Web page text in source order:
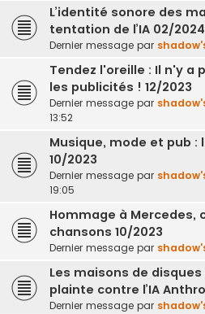
L’identité sonore des
tentation de l’IA 02/2024
Dernier message par
Tendez l'oreille : Il n'y a
les publicités ! 12/2023
Dernier message par
13:52
Musique, mode et pub
10/2023
Dernier message par
19:05
Hommage à Mercedes,
chansons 10/2023
Dernier message par
Les maisons de
plainte contre l’IA
Dernier message par